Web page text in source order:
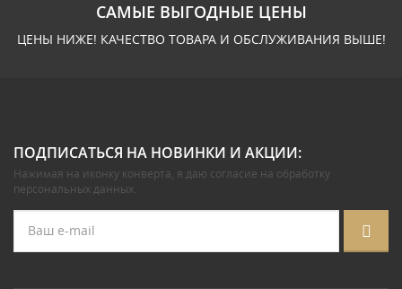
САМЫЕ ВЫГОДНЫЕ ЦЕНЫ
ЦЕНЫ НИЖЕ! КАЧЕСТВО ТОВАРА И ОБСЛУЖИВАНИЯ ВЫШЕ!
ПОДПИСАТЬСЯ НА НОВИНКИ И АКЦИИ:
Нажимая на иконку конверта, я даю согласие на обработку
персональных данных.